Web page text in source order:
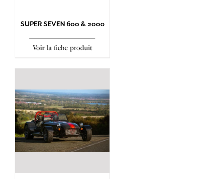
SUPER SEVEN 600 & 2000
Voir la fiche produit